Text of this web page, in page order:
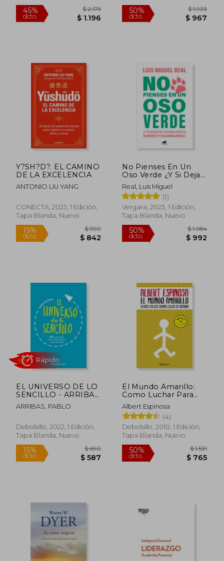
50% 50%
dcto.
dcto.
50%
dcto.
Y?SH?D?. EL CAMINO
DE LA EXCELENCIA
ANTONIO LIU YANG
CONECTA, 2023, 1 Edición,
Tapa Blanda, Nuevo
No Pienses En Un
Oso Verde ¿Y Si Dejas
de Luchar Contra Tu
Mente Y Tus
Emociones ? / Don't
Think about a Green
Bear
Real, Luis Miguel
(1)
Vergara, 2023, 1 Edición,
Tapa Blanda, Nuevo
EL UNIVERSO DE LO
SENCILLO - ARRIBAS,
PABLO - Libro Físico
ARRIBAS, PABLO
Debolsillo, 2022, 1 Edición,
Tapa Blanda, Nuevo
El Mundo Amarillo:
Como Luchar Para
Sobrevivir Me Enseñó
a Vivir / The Yellow
World: How Fighting
for My Life Taught Me
How to Live
Albert Espinosa
(4)
Debolsillo, 2010, 1 Edición,
Tapa Blanda, Nuevo